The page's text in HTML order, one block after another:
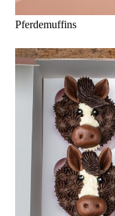
Pferdemuffins